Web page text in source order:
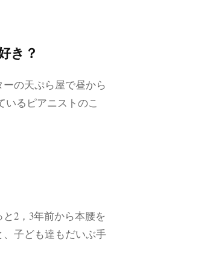
き？
の天ぷら屋で昼から
いるピアニストのこ
2，3年前から本腰を
子ども達もだいぶ手